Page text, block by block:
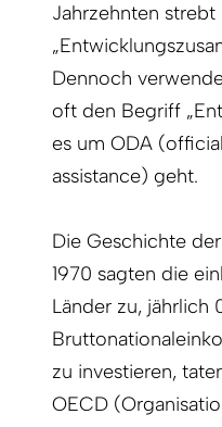
Jahrzehnten
Dennoch
oft den Begriff
es um ODA
assistance) geht.
Die Geschichte
1970 sagten die
Länder zu, jährlich
zu investieren,
OECD